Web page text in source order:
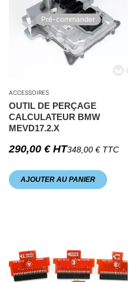
Pré-commander
ACCESSOIRES
OUTIL DE PERÇAGE
CALCULATEUR BMW
MEVD17.2.X
290,00 €HT348,00 €TTC
AJOUTER AU PANIER